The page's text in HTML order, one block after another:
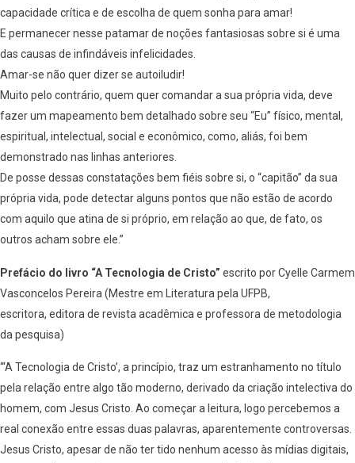
capacidade crítica e de escolha de quem sonha para amar!
E permanecer nesse patamar de noções fantasiosas sobre si é uma
das causas de infindáveis infelicidades.
Amar-se não quer dizer se autoiludir!
Muito pelo contrário, quem quer comandar a sua própria vida, deve
fazer um mapeamento bem detalhado sobre seu “Eu” físico, mental,
espiritual, intelectual, social e econômico, como, aliás, foi bem
demonstrado nas linhas anteriores.
De posse dessas constatações bem fiéis sobre si, o “capitão” da sua
própria vida, pode detectar alguns pontos que não estão de acordo
com aquilo que atina de si próprio, em relação ao que, de fato, os
outros acham sobre ele.”
Prefácio do livro “A Tecnologia de Cristo” escrito por Cyelle Carmem
Vasconcelos Pereira (Mestre em Literatura pela UFPB,
escritora, editora de revista acadêmica e professora de metodologia
da pesquisa)
“‘A Tecnologia de Cristo’, a princípio, traz um estranhamento no título
pela relação entre algo tão moderno, derivado da criação intelectiva do
homem, com Jesus Cristo. Ao começar a leitura, logo percebemos a
real conexão entre essas duas palavras, aparentemente controversas.
Jesus Cristo, apesar de não ter tido nenhum acesso às mídias digitais,